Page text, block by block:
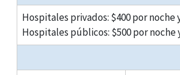
Hospitales privados: $400 por
Hospitales públicos: $500 por